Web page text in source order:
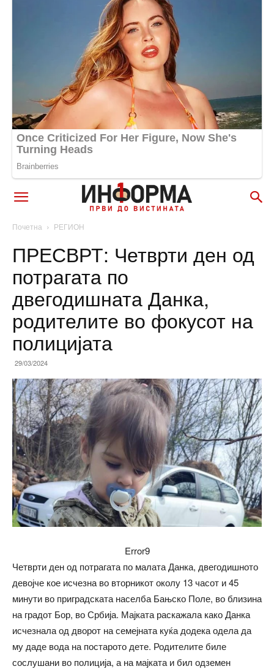
Почетна РЕГИОН
ПРЕСВРТ: Четврти ден од
потрагата по
двегодишната Данка,
родителите во фокусот на
полицијата
29/03/2024
Error9
Четврти ден од потрагата по малата Данка, двегодишното
девојче кое исчезна во вторникот околу 13 часот и 45
минути во приградската населба Бањско Поле, во близина
на градот Бор, во Србија. Мајката раскажала како Данка
исчезнала од дворот на семејната куќа додека одела да
му даде вода на постарото дете. Родителите биле
сослушани во полиција, а на мајката и бил одземен